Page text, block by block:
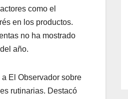
como el
en los productos.
no ha mostrado
año.
El Observador sobre
rutinarias. Destacó